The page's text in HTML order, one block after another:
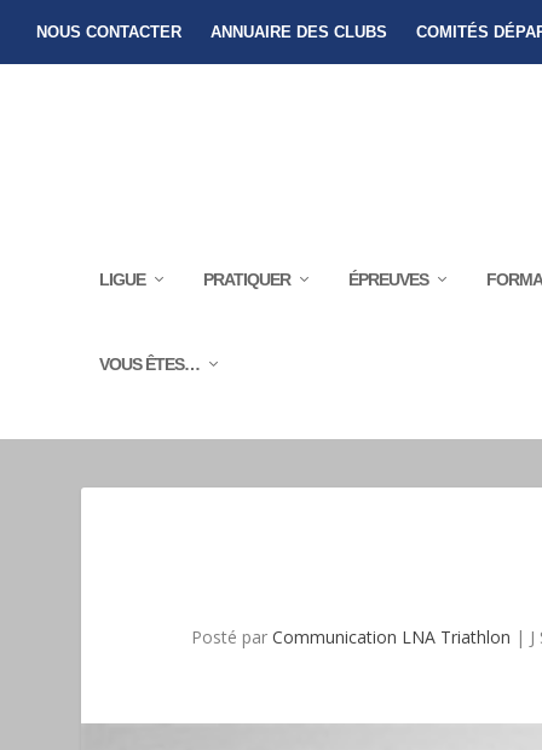
NOUS CONTACTER ANNUAIRE DES CLUBS COMITÉS
LIGUE PRATIQUER ÉPREUVES
VOUS ÊTES…
Posté par Communication LNA Triathlon |